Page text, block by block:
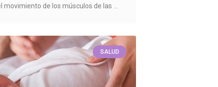
movimiento de los músculos de las
SALUD